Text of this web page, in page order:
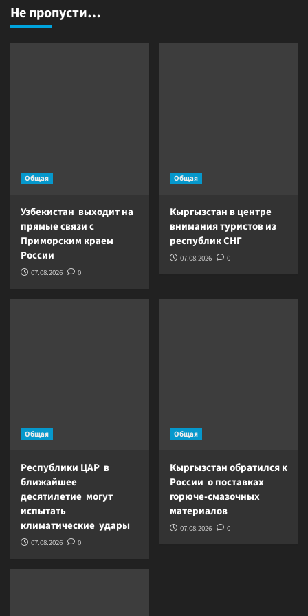
Не пропусти…
Общая
Узбекистан выходит на
прямые связи с
Приморским краем
России
07.08.2026 0
Общая
Кыргызстан в центре
внимания туристов из
республик СНГ
07.08.2026 0
Общая
Республики ЦАР в
ближайшее
десятилетие могут
испытать
климатические удары
07.08.2026 0
Общая
Кыргызстан обратился к
России о поставках
горюче-смазочных
материалов
07.08.2026 0